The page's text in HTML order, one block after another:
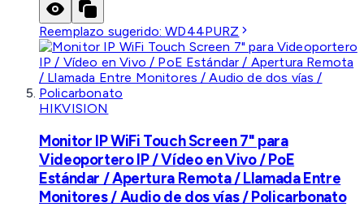
Reemplazo sugerido:WD44PURZ
HIKVISION
Monitor IP WiFi Touch Screen 7" para
Videoportero IP / Vídeo en Vivo / PoE
Estándar / Apertura Remota / Llamada Entre
Monitores / Audio de dos vías / Policarbonato